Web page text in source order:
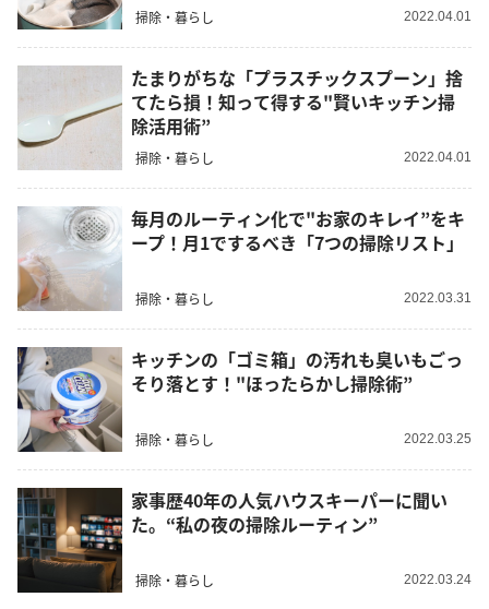
掃除・暮らし 2022.04.01
たまりがちな「プラスチックスプーン」捨
てたら損！知って得する"賢いキッチン掃
除活用術”
掃除・暮らし 2022.04.01
毎月のルーティン化で"お家のキレイ”をキ
ープ！月1でするべき「7つの掃除リスト」
掃除・暮らし 2022.03.31
キッチンの「ゴミ箱」の汚れも臭いもごっ
そり落とす！"ほったらかし掃除術”
掃除・暮らし 2022.03.25
家事歴40年の人気ハウスキーパーに聞い
た。“私の夜の掃除ルーティン”
掃除・暮らし 2022.03.24